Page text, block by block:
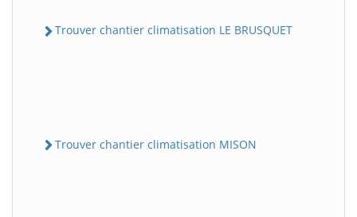
Trouver chantier climatisation LE BRUSQUET
Trouver chantier climatisation MISON